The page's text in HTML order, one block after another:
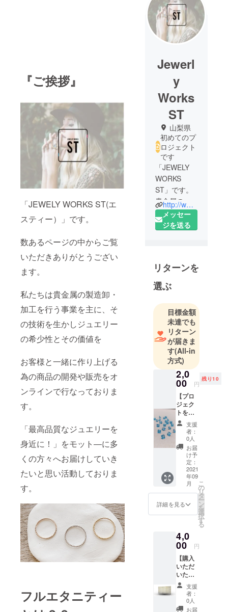
『ご挨拶』
「JEWELY WORKS ST(エ
スティー）」です。
数あるページの中からご覧
いただきありがとうござい
ます。
私たちは貴金属の製造卸・
加工を行う事業を主に、そ
の技術を生かしジュエリー
の希少性とその価値を
お客様と一緒に作り上げる
為の商品の開発や販売をオ
ンラインで行なっておりま
す。
「最高品質なジュエリーを
身近に！」をモット―に多
くの方々へお届けしていき
たいと思い活動しておりま
す。
フルエタニティー
Jewerl
y
Works
ST
山梨県
初めてのプ
ロジェクト
です
「JEWELY
WORKS
ST」です。
貴金属の製
造卸・加工
を行う事業
ジュエリー
の希少性と
その価値を
お客様と一
緒に作り上
げる為の商
品の開発や
販売をオン
ラインで行
なっており
ます。「手
軽に作れる
リー」を
モット―に
多くの方々
へお届けし
ていきたい
と思いま
す。
http://www.st-jeweler.com
メッセー
ジを送る
リターンを
選ぶ
目標金額
未達でも
リターン
が届きま
す(All-in
方式)
2,0
00 円
残り10
【プロ
ジェク
トを応
援】 バ
フトッ
プ ブ
ルート
パーズ
2pcs
セット
こちら
はプロ
ジェク
トの応
援とし
てルー
の販売
になり
ます。
商品を
作る際
に余っ
てし
まった
ルース
をサス
支援
者：
0人
お届
け予
定：
2021
年09
月
詳細を見る
こ
の
リ
タ
ー
ン
を
選
択
す
る
4,0
00 円
【購入
いただ
いたリ
ングの
製品鑑
別書作
成】 ・
支援
者：
0人
お届